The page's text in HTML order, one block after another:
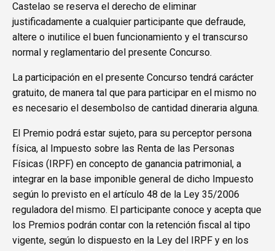
Castelao se reserva el derecho de eliminar
justificadamente a cualquier participante que defraude,
altere o inutilice el buen funcionamiento y el transcurso
normal y reglamentario del presente Concurso.
La participación en el presente Concurso tendrá carácter
gratuito, de manera tal que para participar en el mismo no
es necesario el desembolso de cantidad dineraria alguna.
El Premio podrá estar sujeto, para su perceptor persona
física, al Impuesto sobre las Renta de las Personas
Físicas (IRPF) en concepto de ganancia patrimonial, a
integrar en la base imponible general de dicho Impuesto
según lo previsto en el artículo 48 de la Ley 35/2006
reguladora del mismo. El participante conoce y acepta que
los Premios podrán contar con la retención fiscal al tipo
vigente, según lo dispuesto en la Ley del IRPF y en los